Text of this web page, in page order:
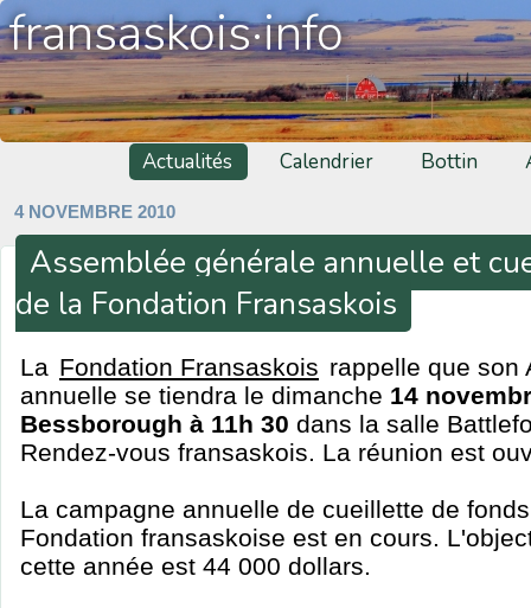
fransaskois·info
Actualités Calendrier Bottin
4 NOVEMBRE 2010
Assemblée générale annuelle et
de la Fondation Fransaskois
La Fondation Fransaskois rappelle que son
annuelle se tiendra le dimanche 14
Bessborough à 11h 30 dans la salle
Rendez-vous fransaskois. La réunion est
La campagne annuelle de cueillette de
Fondation fransaskoise est en cours.
cette année est 44 000 dollars.